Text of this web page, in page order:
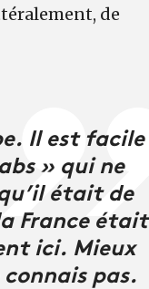
de
Il est facile
» qui ne
était de
France était
ici. Mieux
pas.